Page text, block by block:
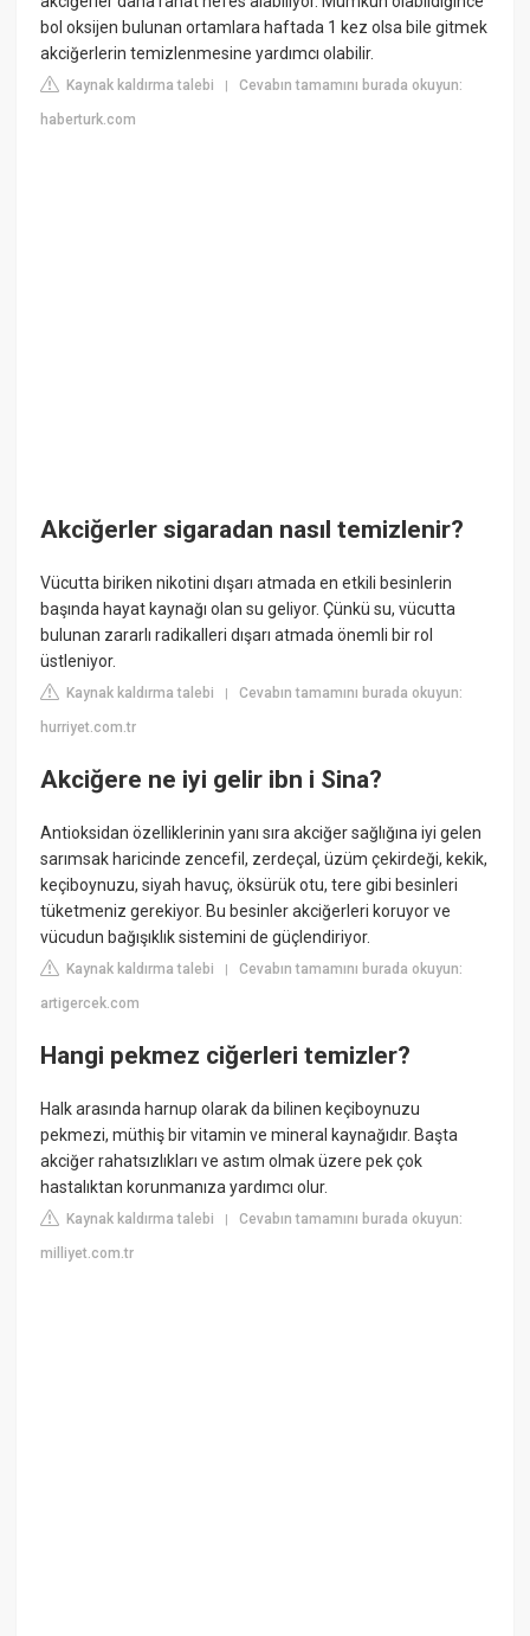
bol oksijen bulunan ortamlara haftada 1 kez olsa bile gitmek
akciğerlerin temizlenmesine yardımcı olabilir.
Kaynak kaldırma talebi |Cevabın tamamını burada okuyun:
haberturk.com
Akciğerler sigaradan nasıl temizlenir?
Vücutta biriken nikotini dışarı atmada en etkili besinlerin
başında hayat kaynağı olan su geliyor. Çünkü su, vücutta
bulunan zararlı radikalleri dışarı atmada önemli bir rol
üstleniyor.
Kaynak kaldırma talebi |Cevabın tamamını burada okuyun:
hurriyet.com.tr
Akciğere ne iyi gelir ibn i Sina?
Antioksidan özelliklerinin yanı sıra akciğer sağlığına iyi gelen
sarımsak haricinde zencefil, zerdeçal, üzüm çekirdeği, kekik,
keçiboynuzu, siyah havuç, öksürük otu, tere gibi besinleri
tüketmeniz gerekiyor. Bu besinler akciğerleri koruyor ve
vücudun bağışıklık sistemini de güçlendiriyor.
Kaynak kaldırma talebi |Cevabın tamamını burada okuyun:
artigercek.com
Hangi pekmez ciğerleri temizler?
Halk arasında harnup olarak da bilinen keçiboynuzu
pekmezi, müthiş bir vitamin ve mineral kaynağıdır. Başta
akciğer rahatsızlıkları ve astım olmak üzere pek çok
hastalıktan korunmanıza yardımcı olur.
Kaynak kaldırma talebi |Cevabın tamamını burada okuyun:
milliyet.com.tr